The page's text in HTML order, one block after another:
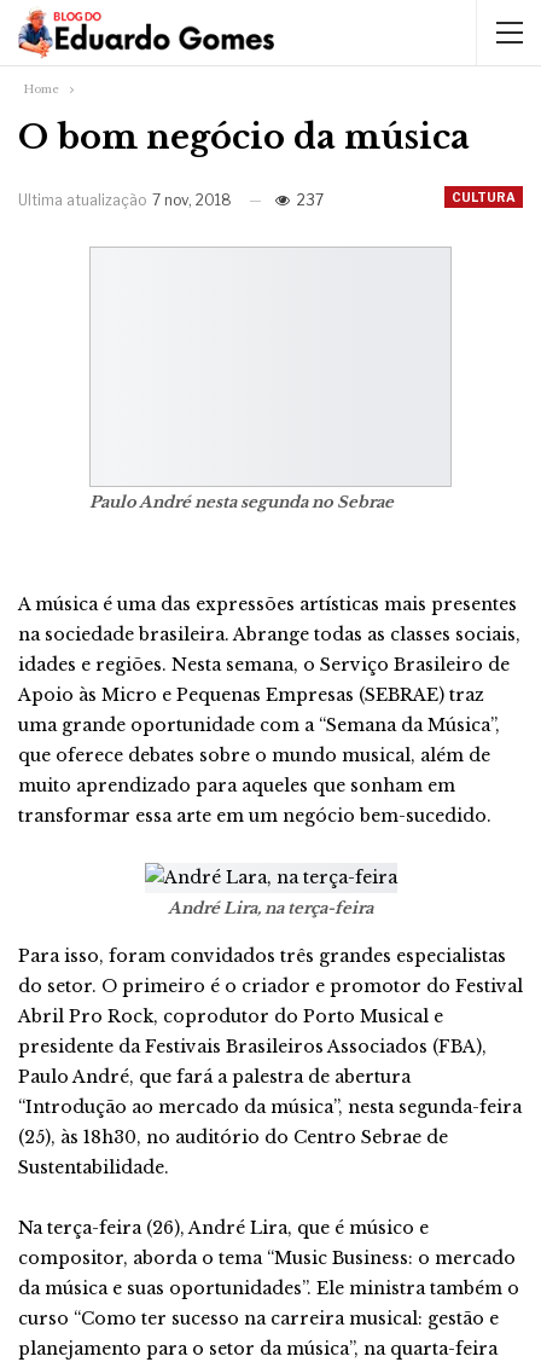
Home
O bom negócio da música
CULTURA
Ultima atualização 7 nov, 2018 237
Paulo André nesta segunda no Sebrae
A música é uma das expressões artísticas mais presentes
na sociedade brasileira. Abrange todas as classes sociais,
idades e regiões. Nesta semana, o Serviço Brasileiro de
Apoio às Micro e Pequenas Empresas (SEBRAE) traz
uma grande oportunidade com a “Semana da Música”,
que oferece debates sobre o mundo musical, além de
muito aprendizado para aqueles que sonham em
transformar essa arte em um negócio bem-sucedido.
André Lira, na terça-feira
Para isso, foram convidados três grandes especialistas
do setor. O primeiro é o criador e promotor do Festival
Abril Pro Rock, coprodutor do Porto Musical e
presidente da Festivais Brasileiros Associados (FBA),
Paulo André, que fará a palestra de abertura
“Introdução ao mercado da música”, nesta segunda-feira
(25), às 18h30, no auditório do Centro Sebrae de
Sustentabilidade.
Na terça-feira (26), André Lira, que é músico e
compositor, aborda o tema “Music Business: o mercado
da música e suas oportunidades”. Ele ministra também o
curso “Como ter sucesso na carreira musical: gestão e
planejamento para o setor da música”, na quarta-feira